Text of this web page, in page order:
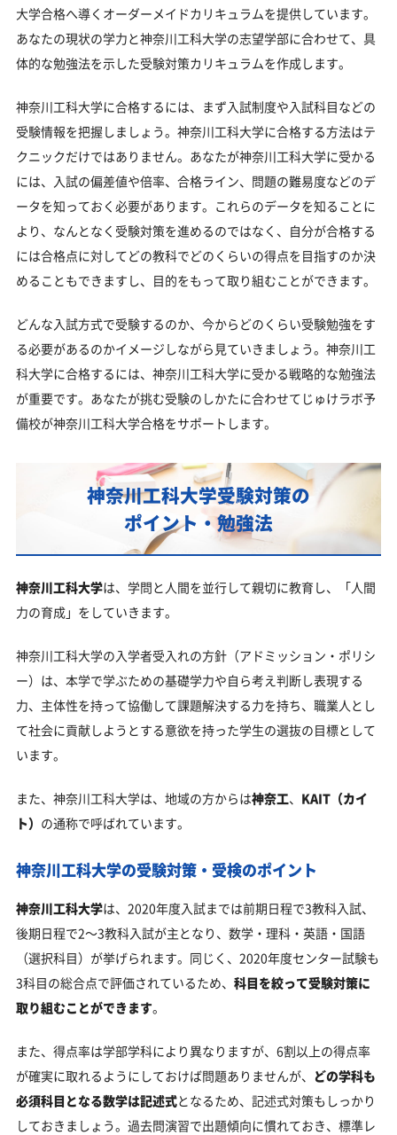
神奈川工科大学の入試難易度
神奈川工科大学のキャンパス
「神奈川工科大学に受かる気がしない」とやる気を
なくしている受験生へ
受験勉強を始めるのが遅くても神奈川工科大学に合
格できる？
大学受験対策いつから始める？学年・時期別の勉強
不登校・高卒認定者・通信制高校の神奈川工科大学
受験も対応可能
受験対策も実施
神奈川工科大学受験生からのよくある質問
大学合格へ導くオーダーメイドカリキュラムを提供しています。
あなたの現状の学力と神奈川工科大学の志望学部に合わせて、具
体的な勉強法を示した受験対策カリキュラムを作成します。
神奈川工科大学に合格するには、まず入試制度や入試科目などの
受験情報を把握しましょう。神奈川工科大学に合格する方法はテ
クニックだけではありません。あなたが神奈川工科大学に受かる
には、入試の偏差値や倍率、合格ライン、問題の難易度などのデ
ータを知っておく必要があります。これらのデータを知ることに
より、なんとなく受験対策を進めるのではなく、自分が合格する
には合格点に対してどの教科でどのくらいの得点を目指すのか決
めることもできますし、目的をもって取り組むことができます。
どんな入試方式で受験するのか、今からどのくらい受験勉強をす
る必要があるのかイメージしながら見ていきましょう。神奈川工
科大学に合格するには、神奈川工科大学に受かる戦略的な勉強法
が重要です。あなたが挑む受験のしかたに合わせてじゅけラボ予
備校が神奈川工科大学合格をサポートします。
神奈川工科大学受験対策の
ポイント・勉強法
神奈川工科大学は、学問と人間を並行して親切に教育し、「人間
力の育成」をしていきます。
神奈川工科大学の入学者受入れの方針（アドミッション・ポリシ
ー）は、本学で学ぶための基礎学力や自ら考え判断し表現する
力、主体性を持って協働して課題解決する力を持ち、職業人とし
て社会に貢献しようとする意欲を持った学生の選抜の目標として
います。
また、神奈川工科大学は、地域の方からは神奈工、 KAIT（カイ
ト） の通称で呼ばれています。
神奈川工科大学の受験対策・受検のポイント
神奈川工科大学は、2020年度入試までは前期日程で3教科入試、
後期日程で2～3教科入試が主となり、数学・理科・英語・国語
（選択科目）が挙げられます。同じく、2020年度センター試験も
3科目の総合点で評価されているため、 科目を絞って受験対策に
取り組むことができます。
また、得点率は学部学科により異なりますが、6割以上の得点率
が確実に取れるようにしておけば問題ありませんが、 どの学科も
必須科目となる数学は記述式となるため、記述式対策もしっかり
しておきましょう。過去問演習で出題傾向に慣れておき、標準レ